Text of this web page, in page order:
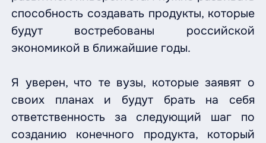
способность создавать продукты, которые
будут востребованы российской
экономикой в ближайшие годы.
Я уверен, что те вузы, которые заявят о
своих планах и будут брать на себя
ответственность за следующий шаг по
созданию конечного продукта, который